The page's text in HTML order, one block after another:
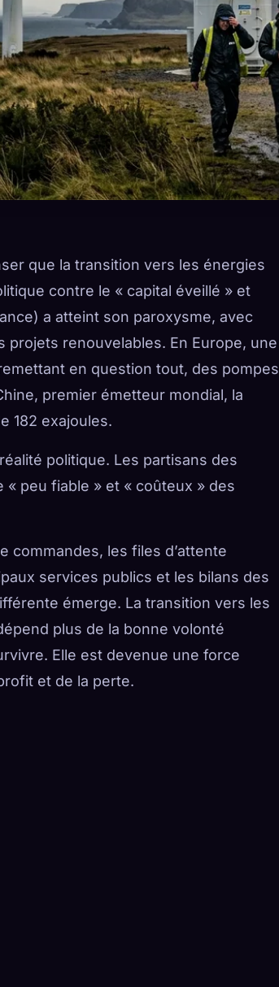
que la transition vers les énergies
contre le « capital éveillé » et
a atteint son paroxysme, avec
renouvelables. En Europe, une
en question tout, des pompes
premier émetteur mondial, la
182 exajoules.
politique. Les partisans des
peu fiable » et « coûteux » des
commandes, les files d’attente
services publics et les bilans des
émerge. La transition vers les
plus de la bonne volonté
Elle est devenue une force
et de la perte.